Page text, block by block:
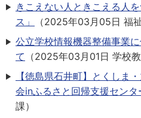
きこえない人ときこえる人
ス」
（2025年03月05日 福
公立学校情報機器整備事業
て （2025年03月01日 学校
【徳島県石井町】とくしま
会inふるさと回帰支援センタ
課）